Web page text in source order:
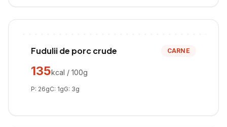
Fudulii de porc crude CARNE
135kcal / 100g
P: 26gC: 1gG: 3g